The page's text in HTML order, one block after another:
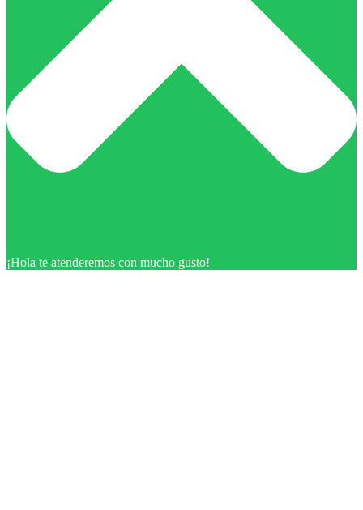
¡Hola te atenderemos con mucho gusto!